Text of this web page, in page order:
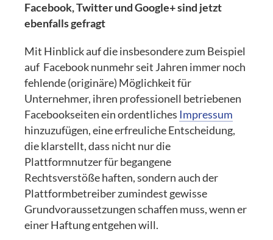
Facebook, Twitter und Google+ sind jetzt
ebenfalls gefragt
Mit Hinblick auf die insbesondere zum Beispiel
auf Facebook nunmehr seit Jahren immer noch
fehlende (originäre) Möglichkeit für
Unternehmer, ihren professionell betriebenen
Facebookseiten ein ordentliches Impressum
hinzuzufügen, eine erfreuliche Entscheidung,
die klarstellt, dass nicht nur die
Plattformnutzer für begangene
Rechtsverstöße haften, sondern auch der
Plattformbetreiber zumindest gewisse
Grundvoraussetzungen schaffen muss, wenn er
einer Haftung entgehen will.